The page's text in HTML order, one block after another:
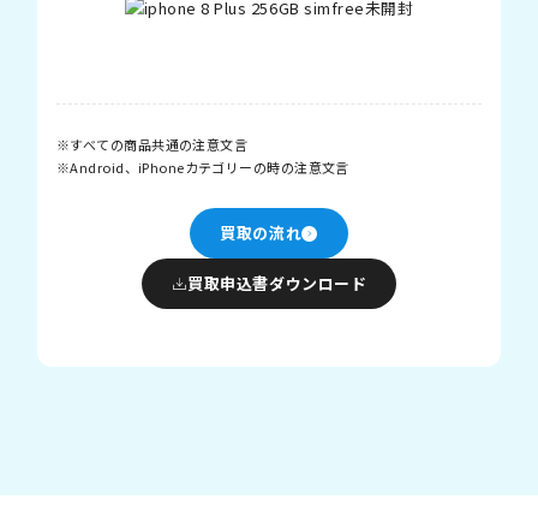
すべての商品共通の注意文言
Android、iPhoneカテゴリーの時の注意文言
買取の流れ
買取申込書ダウンロード